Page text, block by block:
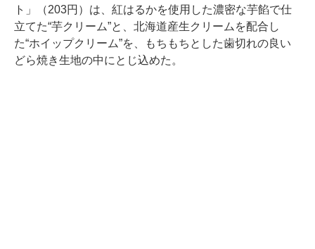
ト」（203円）は、紅はるかを使用した濃密な芋餡で仕
立てた“芋クリーム”と、北海道産生クリームを配合し
た“ホイップクリーム”を、もちもちとした歯切れの良い
どら焼き生地の中にとじ込めた。